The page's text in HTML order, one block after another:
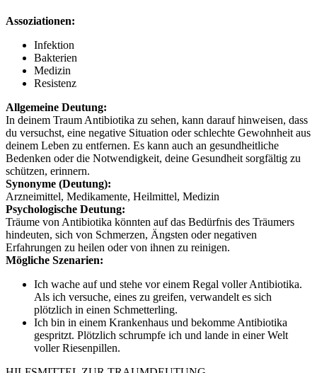
Assoziationen:
Infektion
Bakterien
Medizin
Resistenz
Allgemeine Deutung:
In deinem Traum Antibiotika zu sehen, kann darauf hinweisen, dass
du versuchst, eine negative Situation oder schlechte Gewohnheit aus
deinem Leben zu entfernen. Es kann auch an gesundheitliche
Bedenken oder die Notwendigkeit, deine Gesundheit sorgfältig zu
schützen, erinnern.
Synonyme (Deutung):
Arzneimittel, Medikamente, Heilmittel, Medizin
Psychologische Deutung:
Träume von Antibiotika könnten auf das Bedürfnis des Träumers
hindeuten, sich von Schmerzen, Ängsten oder negativen
Erfahrungen zu heilen oder von ihnen zu reinigen.
Mögliche Szenarien:
Ich wache auf und stehe vor einem Regal voller Antibiotika.
Als ich versuche, eines zu greifen, verwandelt es sich
plötzlich in einen Schmetterling.
Ich bin in einem Krankenhaus und bekomme Antibiotika
gespritzt. Plötzlich schrumpfe ich und lande in einer Welt
voller Riesenpillen.